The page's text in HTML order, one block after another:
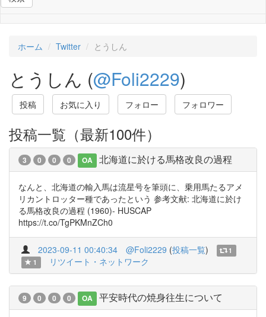
ホーム Twitter とうしん
とうしん (@Foli2229)
投稿 お気に入り フォロー フォロワー
投稿一覧（最新100件）
3 0 0 0 OA 北海道に於ける馬格改良の過程
なんと、北海道の輸入馬は流星号を筆頭に、乗用馬たるアメ
リカントロッター種であったという 参考文献: 北海道に於け
る馬格改良の過程 (1960)- HUSCAP
https://t.co/TgPKMnZCh0
2023-09-11 00:40:34 @Foli2229 (投稿一覧)
1
1
リツイート・ネットワーク
9 0 0 0 OA 平安時代の焼身往生について